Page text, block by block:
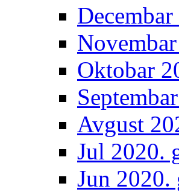
Oktobar
Avgust
Jul 2020.
Jun 2020.